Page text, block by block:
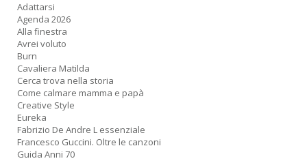
Adattarsi
Agenda 2026
Alla finestra
Avrei voluto
Burn
Cavaliera Matilda
Cerca trova nella storia
Come calmare mamma e papà
Creative Style
Eureka
Fabrizio De Andre L essenziale
Francesco Guccini. Oltre le canzoni
Guida Anni 70